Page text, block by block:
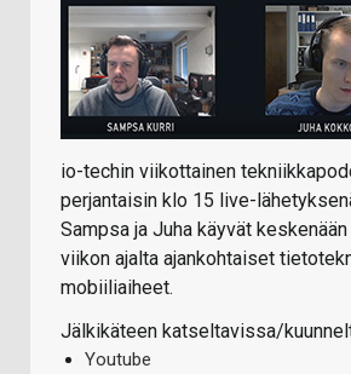
io-techin viikottainen
perjantaisin klo 15 live-
Sampsa ja Juha käyvät
viikon ajalta ajankohtaiset
mobiiliaiheet.
Jälkikäteen katseltavissa/
Youtube